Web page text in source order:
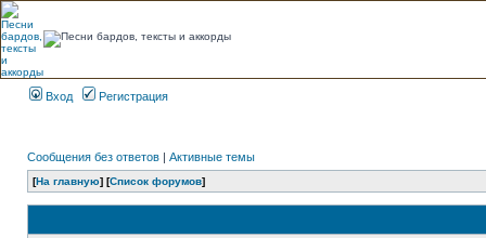
Вход Регистрация
Сообщения без ответов | Активные темы
[На главную] [Список форумов]